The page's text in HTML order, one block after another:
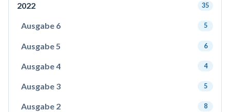
2022 35
Ausgabe 6 5
Ausgabe 5 6
Ausgabe 4 4
Ausgabe 3 5
Ausgabe 2 8